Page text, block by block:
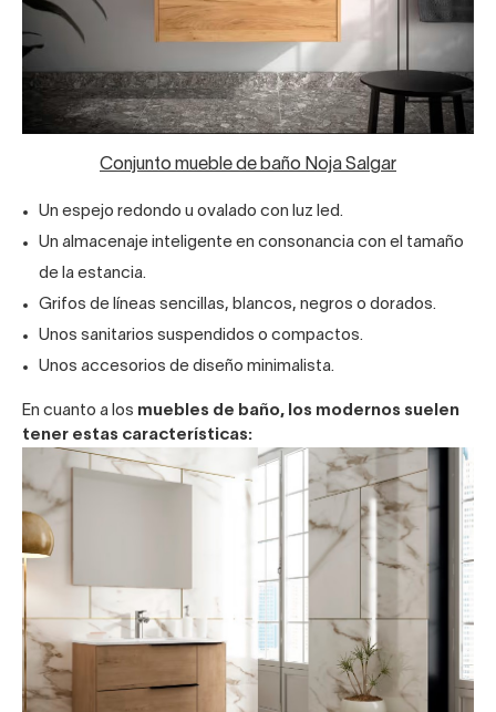
Conjunto mueble de baño Noja Salgar
Un espejo redondo u ovalado con luz led.
Un almacenaje inteligente en consonancia con el tamaño
de la estancia.
Grifos de líneas sencillas, blancos, negros o dorados.
Unos sanitarios suspendidos o compactos.
Unos accesorios de diseño minimalista.
En cuanto a los muebles de baño, los modernos suelen
tener estas características: